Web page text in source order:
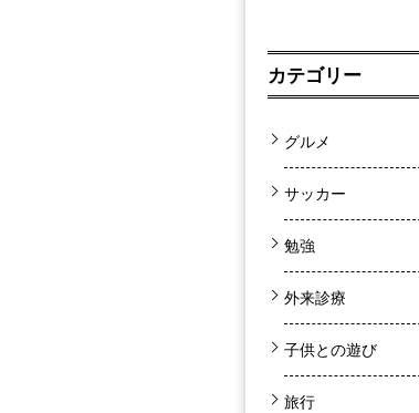
カテゴリー
グルメ
サッカー
勉強
外来診療
子供との遊び
旅行